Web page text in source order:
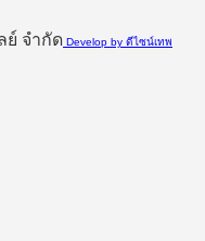
ย์ จำกัด Develop by ดีไซน์เทพ